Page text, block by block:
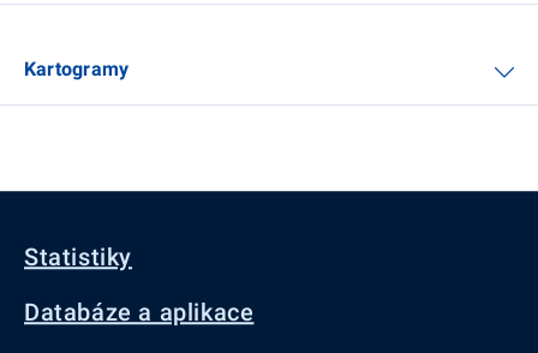
Kartogramy
Statistiky
Databáze a aplikace